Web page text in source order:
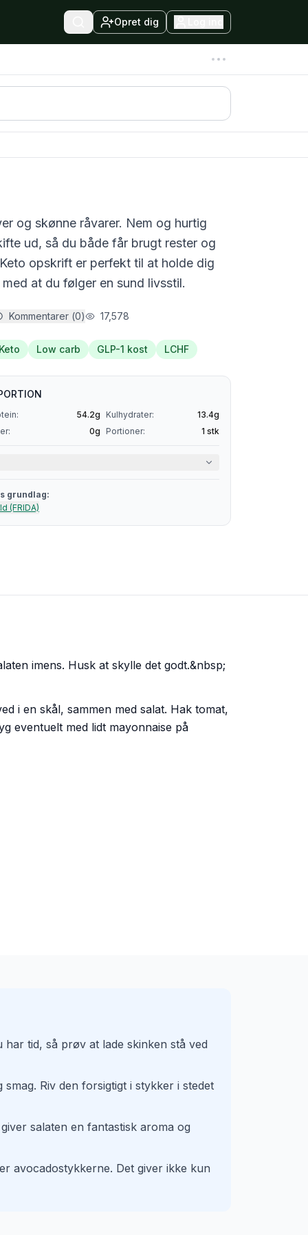
Opret dig
og skønne råvarer. Nem og hurtig
ud, så du både får brugt rester og
Keto opskrift er perfekt til at holde dig
at du følger en sund livsstil.
Kommentarer (0) 17,578
Keto Low carb GLP-1 kost LCHF
54.2g Kulhydrater: 13.4g
0g Portioner: 1 stk
grundlag:
(FRIDA)
imens. Husk at skylle det godt.&nbsp;
i en skål, sammen med salat. Hak tomat,
eventuelt med lidt mayonnaise på
tid, så prøv at lade skinken stå ved
Riv den forsigtigt i stykker i stedet
salaten en fantastisk aroma og
avocadostykkerne. Det giver ikke kun